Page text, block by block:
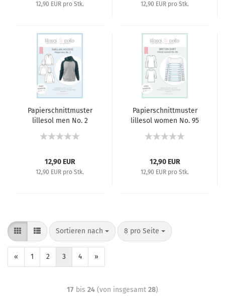
12,90 EUR pro Stk. 12,90 EUR pro Stk.
Papierschnittmuster
lillesol men No. 2
12,90 EUR
12,90 EUR pro Stk.
Papierschnittmuster
lillesol women No. 95
12,90 EUR
12,90 EUR pro Stk.
Sortieren nach 8 pro Seite
« 1 2 3 4 »
17 bis 24 (von insgesamt 28)